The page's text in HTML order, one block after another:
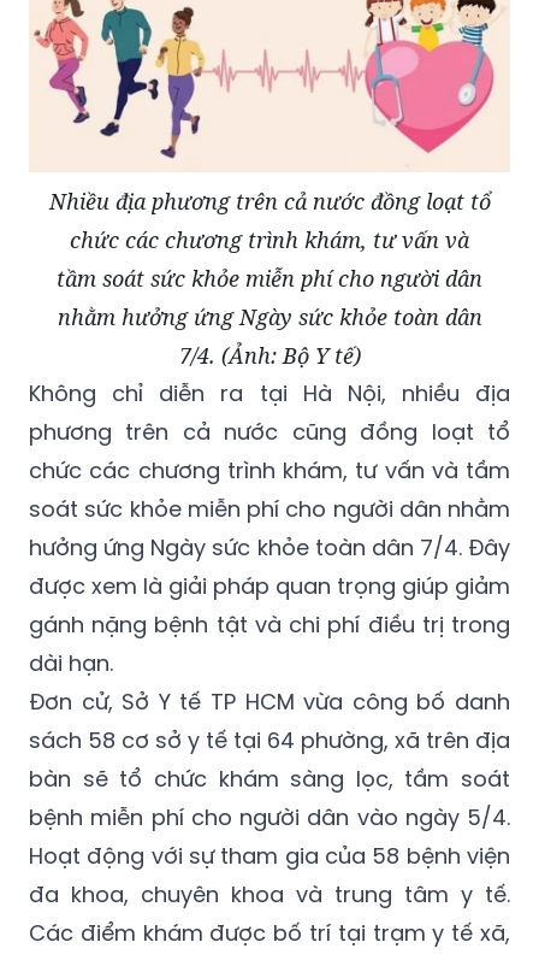
Nhiều địa phương trên cả nước đồng loạt tổ
chức các chương trình khám, tư vấn và
tầm soát sức khỏe miễn phí cho người dân
nhằm hưởng ứng Ngày sức khỏe toàn dân
7/4. (Ảnh: Bộ Y tế)
Không chỉ diễn ra tại Hà Nội, nhiều địa
phương trên cả nước cũng đồng loạt tổ
chức các chương trình khám, tư vấn và tầm
soát sức khỏe miễn phí cho người dân nhằm
hưởng ứng Ngày sức khỏe toàn dân 7/4. Đây
được xem là giải pháp quan trọng giúp giảm
gánh nặng bệnh tật và chi phí điều trị trong
dài hạn.
Đơn cử, Sở Y tế TP HCM vừa công bố danh
sách 58 cơ sở y tế tại 64 phường, xã trên địa
bàn sẽ tổ chức khám sàng lọc, tầm soát
bệnh miễn phí cho người dân vào ngày 5/4.
Hoạt động với sự tham gia của 58 bệnh viện
đa khoa, chuyên khoa và trung tâm y tế.
Các điểm khám được bố trí tại trạm y tế xã,